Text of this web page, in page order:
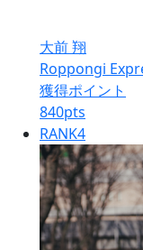
大前 翔
Roppongi
獲得ポイント
840pts
RANK4